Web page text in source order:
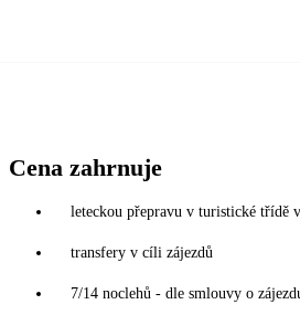
Cena zahrnuje
leteckou přepravu v turistické třídě
transfery v cíli zájezdů
7/14 noclehů - dle smlouvy o